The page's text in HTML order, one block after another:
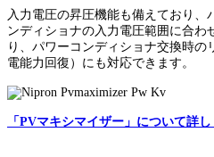
入力電圧の昇圧機能も備えており、
ンディショナの入力電圧範囲に合わ
り、パワーコンディショナ交換時の
電能力回復）にも対応できます。
「PVマキシマイザー」について詳